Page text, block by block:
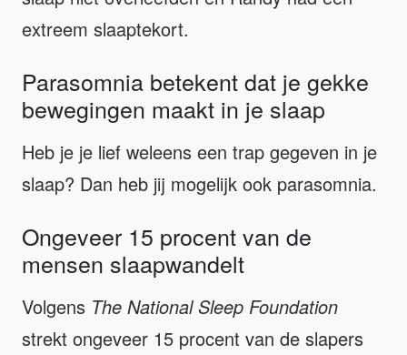
extreem slaaptekort.
Parasomnia betekent dat je gekke
bewegingen maakt in je slaap
Heb je je lief weleens een trap gegeven in je
slaap? Dan heb jij mogelijk ook parasomnia.
Ongeveer 15 procent van de
mensen slaapwandelt
Volgens The National Sleep Foundation
strekt ongeveer 15 procent van de slapers